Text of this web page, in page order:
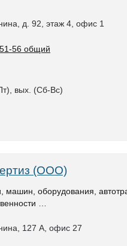
д. 92, этаж 4, офис 1
56 общий
вых. (Сб-Вс)
(ООО)
машин, оборудования,
…
127 А, офис 27